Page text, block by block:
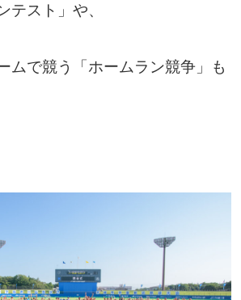
テスト」や、
ムで競う「ホームラン競争」も